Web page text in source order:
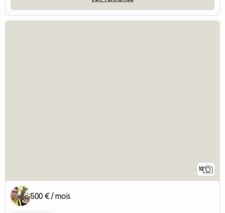
10
500 € / mois